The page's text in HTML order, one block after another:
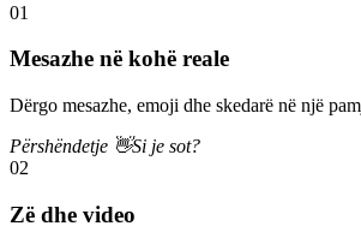
01
Mesazhe në kohë reale
Dërgo mesazhe, emoji dhe skedarë në një
Përshëndetje 👋Si je sot?
02
Zë dhe video